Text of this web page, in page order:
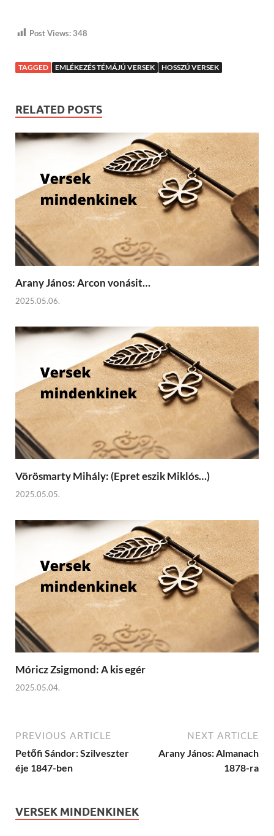
Post Views:348
TAGGED EMLÉKEZÉS TÉMÁJÚ VERSEK HOSSZÚ VERSEK
RELATED POSTS
Arany János: Arcon vonásit…
2025.05.06.
Vörösmarty Mihály: (Epret eszik Miklós…)
2025.05.05.
Móricz Zsigmond: A kis egér
2025.05.04.
PREVIOUS ARTICLE
Petőfi Sándor: Szilveszter
éje 1847-ben
NEXT ARTICLE
Arany János: Almanach
1878-ra
VERSEK MINDENKINEK